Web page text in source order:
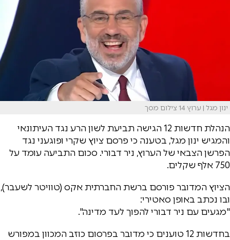
ינון מגל | ערוץ 14 צילום מסך
הנהלת חדשות 12 הגישה תביעת לשון הרע נגד העיתונאי
והמגיש ינון מגל, בטענה כי פרסם ציוץ שקרי ופוגעני נגד
הפרשן הצבאי של הערוץ, ניר דבורי. סכום התביעה עומד על
750 אלף שקלים.
הציוץ המדובר פורסם ברשת החברתית אקס (טוויטר לשעבר),
ובו נכתב באופן סאטירי:
"מגעים עם ניר דבורי להפוך לעד מדינה".
בחדשות 12 טוענים כי מדובר בפרסום כוזב המכוון במפורש